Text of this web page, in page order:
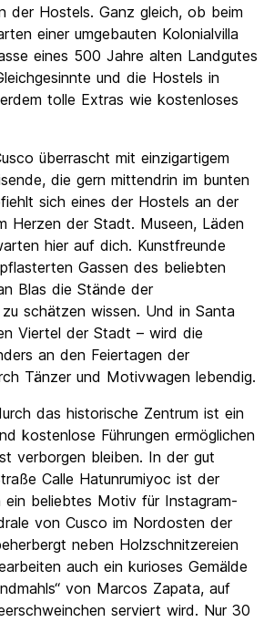
der Hostels. Ganz gleich, ob beim
einer umgebauten Kolonialvilla
eines 500 Jahre alten Landgutes
und die Hostels in
tolle Extras wie kostenloses
überrascht mit einzigartigem
die gern mittendrin im bunten
sich eines der Hostels an der
Herzen der Stadt. Museen, Läden
hier auf dich. Kunstfreunde
Gassen des beliebten
Blas die Stände der
schätzen wissen. Und in Santa
Viertel der Stadt – wird die
an den Feiertagen der
Tänzer und Motivwagen lebendig.
das historische Zentrum ist ein
kostenlose Führungen ermöglichen
verborgen bleiben. In der gut
Calle Hatunrumiyoc ist der
ein beliebtes Motiv für Instagram-
von Cusco im Nordosten der
neben Holzschnitzereien
auch ein kurioses Gemälde
von Marcos Zapata, auf
serviert wird. Nur 30